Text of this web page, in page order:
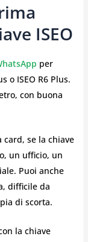
ISEO
per
o ISEO R6 Plus.
con buona
card, se la chiave
un ufficio, un
Puoi anche
difficile da
di scorta.
la chiave